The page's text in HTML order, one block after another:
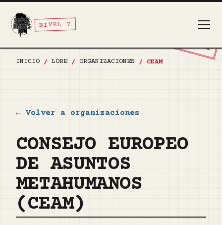
TOP SECRET
NIVEL 7
INICIO / LORE / ORGANIZACIONES / CEAM
← Volver a organizaciones
CONSEJO EUROPEO
DE ASUNTOS
METAHUMANOS
(CEAM)